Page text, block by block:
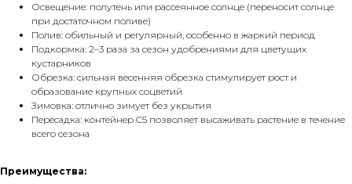
Освещение: полутень или рассеянное солнце (переносит солнце
при достаточном поливе)
Полив: обильный и регулярный, особенно в жаркий период
Подкормка: 2–3 раза за сезон удобрениями для цветущих
кустарников
Обрезка: сильная весенняя обрезка стимулирует рост и
образование крупных соцветий
Зимовка: отлично зимует без укрытия
Пересадка: контейнер C5 позволяет высаживать растение в течение
всего сезона
Преимущества: